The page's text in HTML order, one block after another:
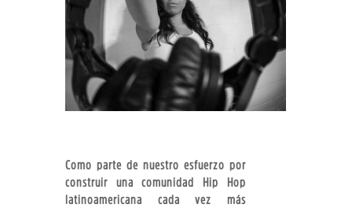
Como parte de nuestro esfuerzo por
construir una comunidad Hip Hop
latinoamericana cada vez más